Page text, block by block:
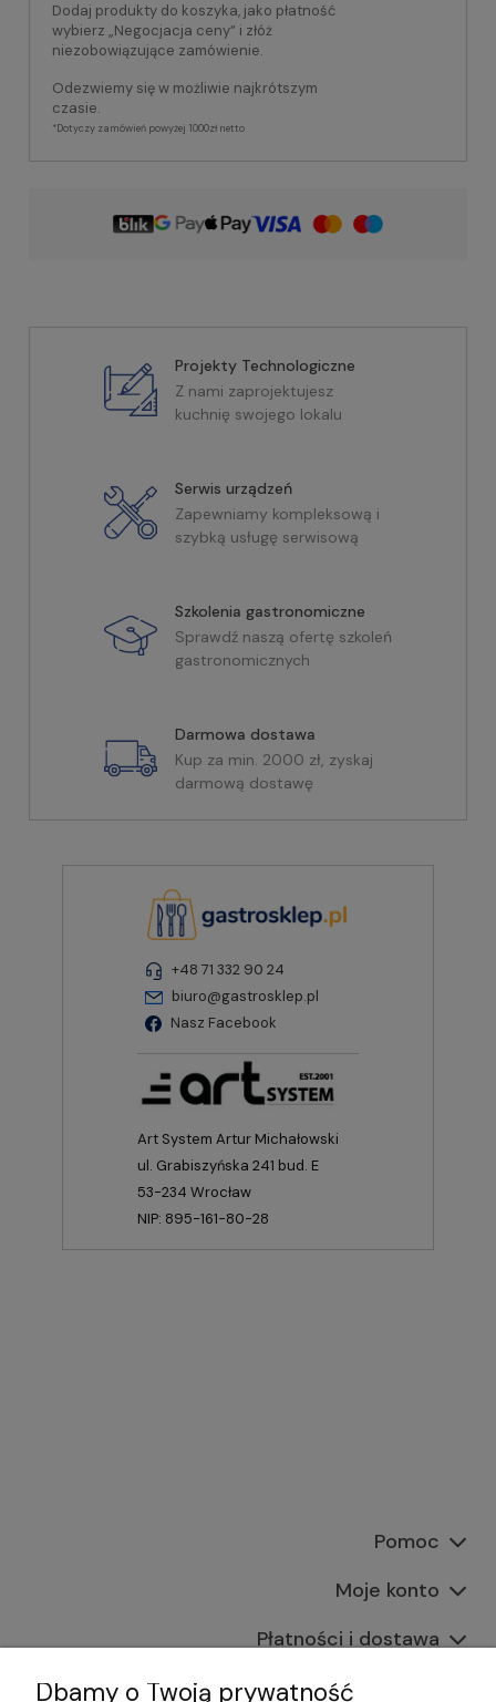
Dodaj produkty do koszyka, jako płatność
wybierz „Negocjacja ceny” i złóż
niezobowiązujące zamówienie.
Odezwiemy się w możliwie najkrótszym
czasie.
*Dotyczy zamówień powyżej 1000zł netto
Projekty Technologiczne
Z nami zaprojektujesz
kuchnię swojego lokalu
Serwis urządzeń
Zapewniamy kompleksową i
szybką usługę serwisową
Szkolenia gastronomiczne
Sprawdź naszą ofertę szkoleń
gastronomicznych
Darmowa dostawa
Kup za min. 2000 zł, zyskaj
darmową dostawę
+48 71 332 90 24
biuro@gastrosklep.pl
Nasz Facebook
Art System Artur Michałowski
ul. Grabiszyńska 241 bud. E
53-234 Wrocław
NIP: 895-161-80-28
Pomoc
Moje konto
Płatności i dostawa
Informacje
Dbamy o Twoją prywatność